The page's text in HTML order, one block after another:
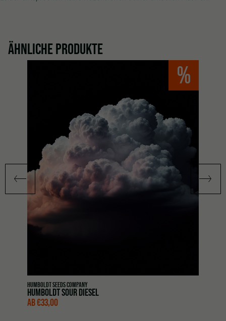
ÄHNLICHE PRODUKTE
%
HUMBOLDT SEEDS COMPANY
HUMBOLDT SOUR DIESEL
AB€33,00